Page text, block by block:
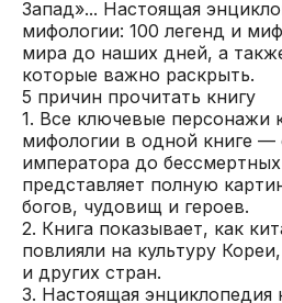
Запад»... Настоящая
мифологии: 100 легенд и
мира до наших дней, а
которые важно раскрыть.
5 причин прочитать книгу
1. Все ключевые персонажи
мифологии в одной книге —
императора до
представляет полную
богов, чудовищ и героев.
2. Книга показывает, как
повлияли на культуру
и других стран.
3. Настоящая энциклопедия